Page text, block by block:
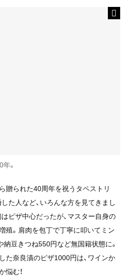
。
贈られた40周年を祝うタペストリ
た人など、いろんな方を見てきまし
ピザ中心だったが、マスター自身の
殖。肩肉を包丁で丁寧に叩いてミン
豆きつね550円など無国籍状態に。
た奈良漬のピザ1000円は、ワインか
悩む！